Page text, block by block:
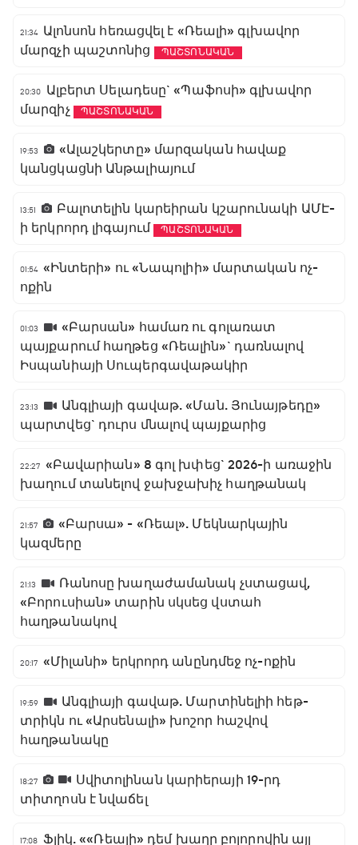
21:34 Ալոնսոն հեռացվել է «Ռեալի» գլխավոր
մարզչի պաշտոնից
ՊԱՇՏՈՆԱԿԱՆ
20:30
Ալբերտ Սելադեսը` «Պաֆոսի» գլխավոր
մարզիչ
ՊԱՇՏՈՆԱԿԱՆ
19:53
«Ալաշկերտը» մարզական հավաք
կանցկացնի Անթալիայում
13:51
Բալոտելին կարեիրան կշարունակի ԱՄԷ-
ի երկրորդ լիգայում
ՊԱՇՏՈՆԱԿԱՆ
01:54 «Ինտերի» ու «Նապոլիի» մարտական ոչ-
ոքին
01:03
«Բարսան» համառ ու գոլառատ
պայքարում հաղթեց «Ռեալին»` դառնալով
Իսպանիայի Սուպերգավաթակիր
23:13
Անգլիայի գավաթ. «Ման. Յունայթեդը»
պարտվեց` դուրս մնալով պայքարից
22:27 «Բավարիան» 8 գոլ խփեց` 2026-ի առաջին
խաղում տանելով ջախջախիչ հաղթանակ
21:57
«Բարսա» - «Ռեալ». Մեկնարկային
կազմերը
21:13
Ռանոսը խաղաժամանակ չստացավ,
«Բորուսիան» տարին սկսեց վստահ
հաղթանակով
20:17 «Միլանի» երկրորդ անընդմեջ ոչ-ոքին
19:59
Անգլիայի գավաթ. Մարտինելիի հեթ-
տրիկն ու «Արսենալի» խոշոր հաշվով
հաղթանակը
18:27
Սվիտոլինան կարիերայի 19-րդ
տիտղոսն է նվաճել
17:08 Ֆլիկ. ««Ռեալի» դեմ խաղը բոլորովին այլ